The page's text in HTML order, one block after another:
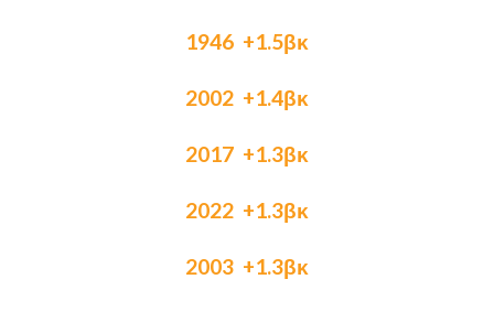
1946 +1.5βκ
2002 +1.4βκ
2017 +1.3βκ
2022 +1.3βκ
2003 +1.3βκ